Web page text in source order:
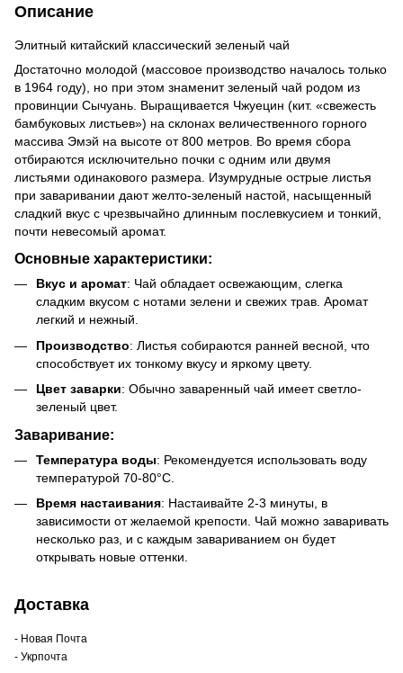
Описание
Элитный китайский классический зеленый чай
Достаточно молодой (массовое производство началось только
в 1964 году), но при этом знаменит зеленый чай родом из
провинции Сычуань. Выращивается Чжуецин (кит. «свежесть
бамбуковых листьев») на склонах величественного горного
массива Эмэй на высоте от 800 метров. Во время сбора
отбираются исключительно почки с одним или двумя
листьями одинакового размера. Изумрудные острые листья
при заваривании дают желто-зеленый настой, насыщенный
сладкий вкус с чрезвычайно длинным послевкусием и тонкий,
почти невесомый аромат.
Основные характеристики:
Вкус и аромат: Чай обладает освежающим, слегка
сладким вкусом с нотами зелени и свежих трав. Аромат
легкий и нежный.
Производство: Листья собираются ранней весной, что
способствует их тонкому вкусу и яркому цвету.
Цвет заварки: Обычно заваренный чай имеет светло-
зеленый цвет.
Заваривание:
Температура воды: Рекомендуется использовать воду
температурой 70-80°C.
Время настаивания: Настаивайте 2-3 минуты, в
зависимости от желаемой крепости. Чай можно заваривать
несколько раз, и с каждым завариванием он будет
открывать новые оттенки.
Доставка
- Новая Почта
- Укрпочта